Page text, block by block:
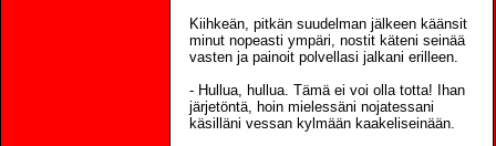
Kiihkeän, pitkän suudelman jälkeen käänsit
minut nopeasti ympäri, nostit käteni seinää
vasten ja painoit polvellasi jalkani erilleen.
- Hullua, hullua. Tämä ei voi olla totta! Ihan
järjetöntä, hoin mielessäni nojatessani
käsilläni vessan kylmään kaakeliseinään.